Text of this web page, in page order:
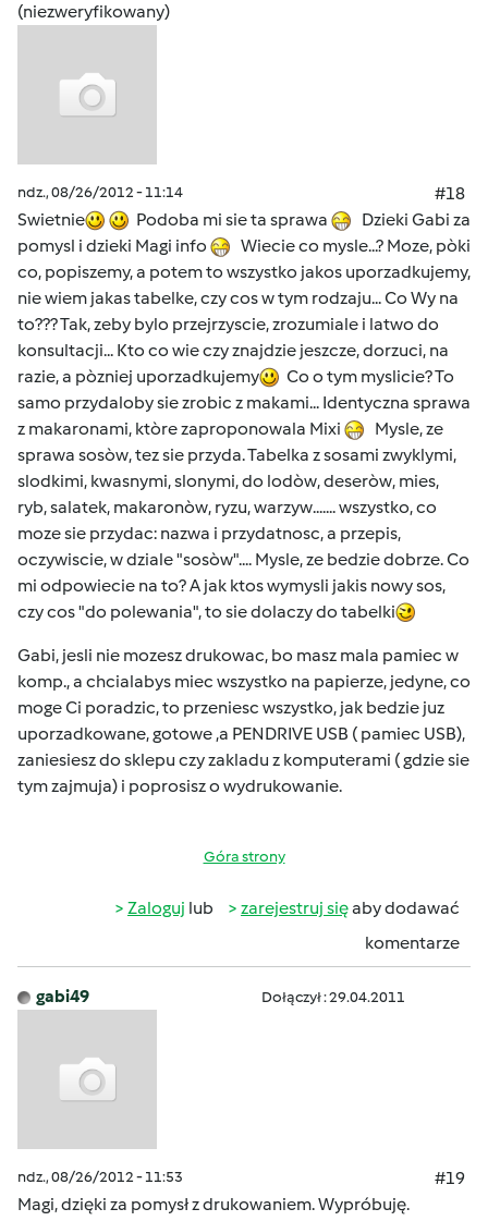
(niezweryfikowany)
ndz., 08/26/2012 - 11:14
#18
Swietnie
Podoba mi sie ta sprawa
Dzieki Gabi za
pomysl i dzieki Magi info
Wiecie co mysle...? Moze, pòki
co, popiszemy, a potem to wszystko jakos uporzadkujemy,
nie wiem jakas tabelke, czy cos w tym rodzaju... Co Wy na
to??? Tak, zeby bylo przejrzyscie, zrozumiale i latwo do
konsultacji... Kto co wie czy znajdzie jeszcze, dorzuci, na
razie, a pòzniej uporzadkujemy
Co o tym myslicie? To
samo przydaloby sie zrobic z makami... Identyczna sprawa
z makaronami, ktòre zaproponowala Mixi
Mysle, ze
sprawa sosòw, tez sie przyda. Tabelka z sosami zwyklymi,
slodkimi, kwasnymi, slonymi, do lodòw, deseròw, mies,
ryb, salatek, makaronòw, ryzu, warzyw....... wszystko, co
moze sie przydac: nazwa i przydatnosc, a przepis,
oczywiscie, w dziale "sosòw".... Mysle, ze bedzie dobrze. Co
mi odpowiecie na to? A jak ktos wymysli jakis nowy sos,
czy cos "do polewania", to sie dolaczy do tabelki
Gabi, jesli nie mozesz drukowac, bo masz mala pamiec w
komp., a chcialabys miec wszystko na papierze, jedyne, co
moge Ci poradzic, to przeniesc wszystko, jak bedzie juz
uporzadkowane, gotowe ,a PENDRIVE USB ( pamiec USB),
zaniesiesz do sklepu czy zakladu z komputerami ( gdzie sie
tym zajmuja) i poprosisz o wydrukowanie.
Góra strony
Zaloguj lub zarejestruj sięaby dodawać
komentarze
gabi49 Dołączył : 29.04.2011
ndz., 08/26/2012 - 11:53
#19
Magi, dzięki za pomysł z drukowaniem. Wypróbuję.